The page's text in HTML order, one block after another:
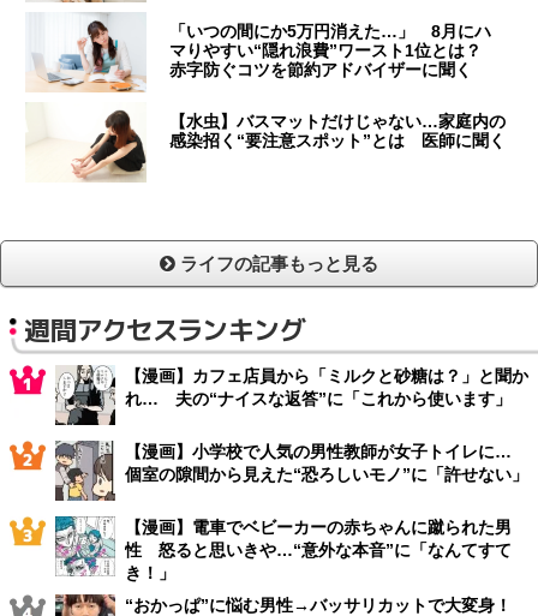
「いつの間にか5万円消えた…」 8月にハ
マりやすい“隠れ浪費”ワースト1位とは？
赤字防ぐコツを節約アドバイザーに聞く
【水虫】バスマットだけじゃない…家庭内の
感染招く“要注意スポット”とは 医師に聞く
ライフの記事もっと見る
週間アクセスランキング
【漫画】カフェ店員から「ミルクと砂糖は？」と聞か
れ… 夫の“ナイスな返答”に「これから使います」
【漫画】小学校で人気の男性教師が女子トイレに…
個室の隙間から見えた“恐ろしいモノ”に「許せない」
【漫画】電車でベビーカーの赤ちゃんに蹴られた男
性 怒ると思いきや…“意外な本音”に「なんてすて
き！」
“おかっぱ”に悩む男性→バッサリカットで大変身！